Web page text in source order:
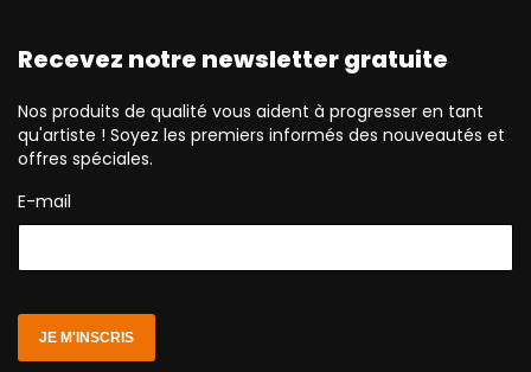
Recevez notre newsletter gratuite
Nos produits de qualité vous aident à progresser en tant
qu'artiste ! Soyez les premiers informés des nouveautés et
offres spéciales.
E-mail
JE M'INSCRIS